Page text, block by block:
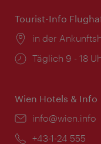
Tourist-Info
Ort:
in der
Öffnungszeiten:
Täglich 9 - 18
Wien Hotels & Info
Email:
info@wien.info
Telefon:
+43-1-24 555